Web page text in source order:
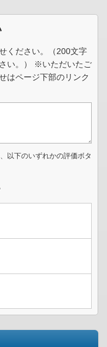
ください。（200文字
い。） ※いただいたご
はページ下部のリンク
以下のいずれかの評価ボタ